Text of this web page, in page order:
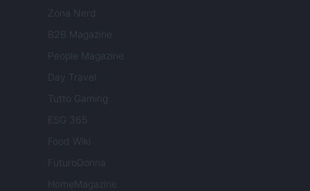
Zona Nerd
B2B Magazine
People Magazine
Day Travel
Tutto Gaming
ESG 365
Food Wiki
FuturoDonna
HomeMagazine